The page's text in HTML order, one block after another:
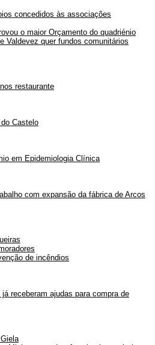
concedidos às associações
o maior Orçamento do quadriénio
Valdevez quer fundos comunitários
restaurante
Castelo
em Epidemiologia Clínica
com expansão da fábrica de Arcos
de incêndios
receberam ajudas para compra de